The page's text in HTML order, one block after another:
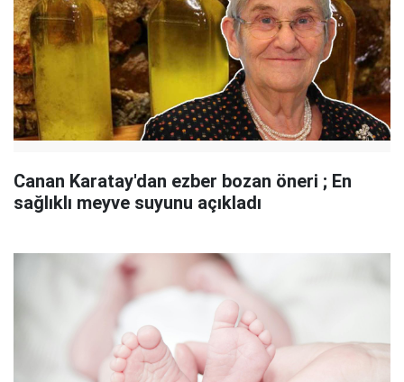
Canan Karatay'dan ezber bozan öneri ; En
sağlıklı meyve suyunu açıkladı